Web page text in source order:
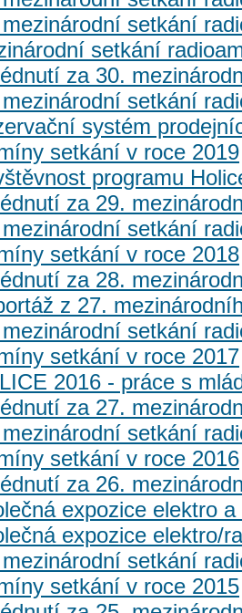
setkání
setkání
za 30.
setkání
systém
setkání v roce 2019
programu
za 29.
setkání
setkání v roce 2018
za 28.
z 27.
setkání
setkání v roce 2017
2016 - práce s
za 27.
setkání
setkání v roce 2016
za 26.
expozice elektro
expozice elektro/
setkání
setkání v roce 2015